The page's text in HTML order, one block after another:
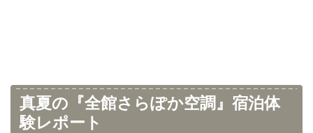
真夏の『全館さらぽか空調』宿泊体
験レポート